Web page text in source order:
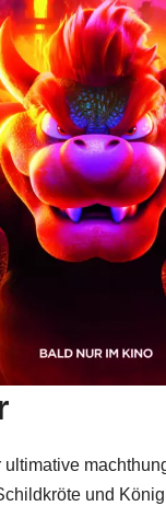
ultimative
und